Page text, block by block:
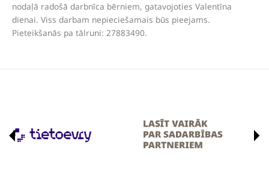
nodaļā radošā darbnīca bērniem, gatavojoties Valentīna
dienai. Viss darbam nepieciešamais būs pieejams.
Pieteikšanās pa tālruni: 27883490.